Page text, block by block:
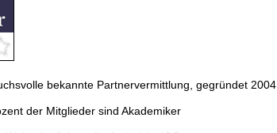
bekannte Partnervermittlung, gegründet 2004
der Mitglieder sind Akademiker